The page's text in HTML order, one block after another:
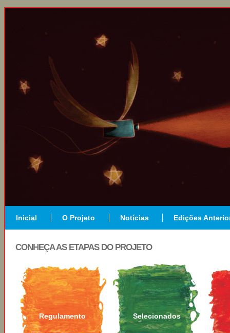
Inicial O Projeto Notícias Edições
CONHEÇA AS ETAPAS DO PROJETO
Regulamento Selecionados